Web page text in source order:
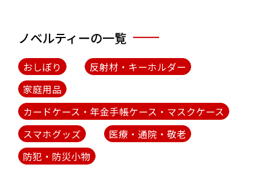
ノベルティーの一覧
おしぼり
反射材・キーホルダー
家庭用品
カードケース・年金手帳ケース・マスクケース
スマホグッズ
医療・通院・敬老
防犯・防災小物